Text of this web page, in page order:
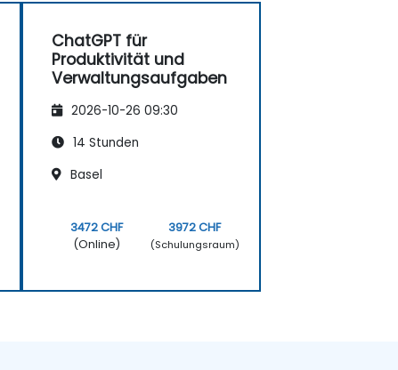
ChatGPT für
Produktivität und
Verwaltungsaufgaben
2026-10-26 09:30
14 Stunden
Basel
3472 CHF
(Online)
3972 CHF
(Schulungsraum)